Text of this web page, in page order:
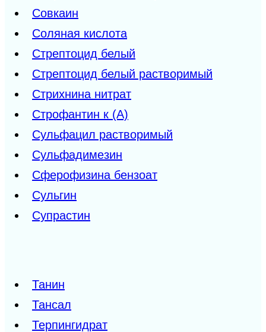
Совкаин
Соляная кислота
Стрептоцид белый
Стрептоцид белый растворимый
Стрихнина нитрат
Строфантин к (А)
Сульфацил растворимый
Сульфадимезин
Сферофизина бензоат
Сульгин
Супрастин
Танин
Тансал
Терпингидрат